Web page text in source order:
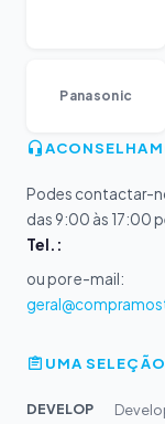
Panasonic
Podes contactar-
das 9:00 às 17:00
Tel.:
ou por e-mail:
UMA
DEVELOP